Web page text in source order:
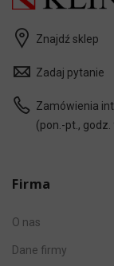
Znajdź sklep
Zadaj pytanie
Zamówienia
(pon.-pt., godz.
Firma
O nas
Dane firmy